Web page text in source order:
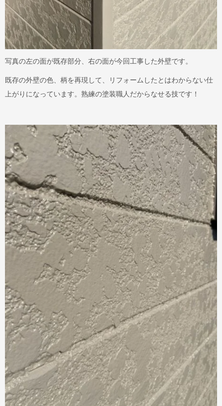
写真の左の面が既存部分、右の面が今回工事した外壁です。
既存の外壁の色、柄を再現して、リフォームしたとはわからない仕
上がりになっています。熟練の塗装職人だからなせる技です！